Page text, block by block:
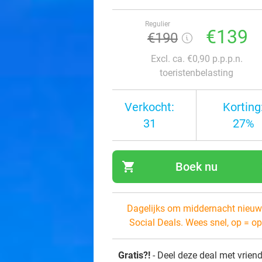
Regulier
€190 €139
Excl. ca. €0,90 p.p.p.n.
toeristenbelasting
Verkocht:
31
27%
shopping_cart Boek nu
Dagelijks om middernacht
Social Deals. Wees snel, op =
Gratis?! - Deel deze deal met